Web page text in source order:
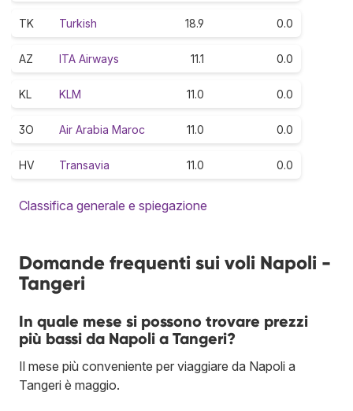
TK Turkish 18.9 0.0
AZ ITA Airways 11.1 0.0
KL KLM 11.0 0.0
3O Air Arabia Maroc 11.0 0.0
HV Transavia 11.0 0.0
Classifica generale e spiegazione
Domande frequenti sui voli Napoli -
Tangeri
In quale mese si possono trovare prezzi
più bassi da Napoli a Tangeri?
Il mese più conveniente per viaggiare da Napoli a
Tangeri è maggio.